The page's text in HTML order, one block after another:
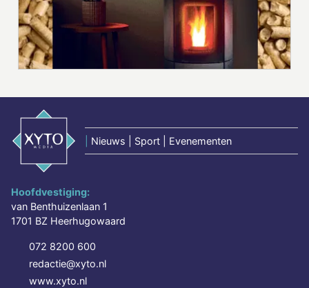
Nieuws | Sport | Evenementen
Hoofdvestiging:
van Benthuizenlaan 1
1701 BZ Heerhugowaard
072 8200 600
redactie@xyto.nl
www.xyto.nl